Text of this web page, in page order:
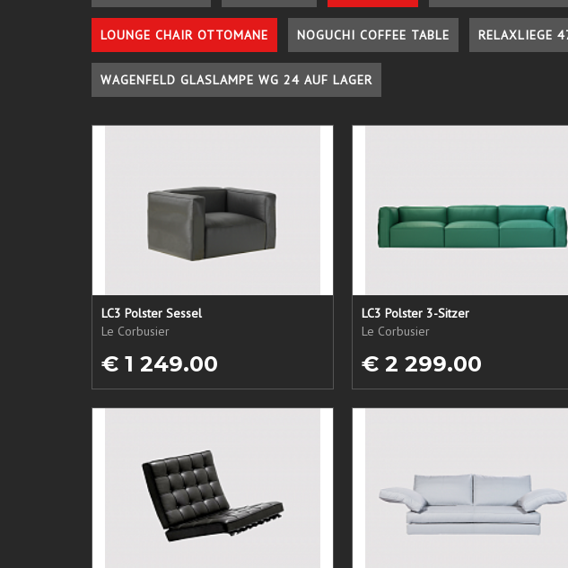
LOUNGE CHAIR OTTOMANE NOGUCHI COFFEE TABLE RELAXLIEGE
WAGENFELD GLASLAMPE WG 24 AUF LAGER
LC3 Polster Sessel
Le Corbusier
€ 1 249.00
LC3 Polster 3-Sitzer
Le Corbusier
€ 2 299.00